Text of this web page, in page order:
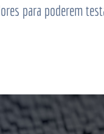
para poderem